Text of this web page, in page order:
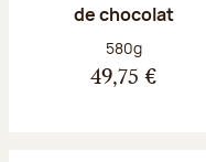
de chocolat
Poids net :
580g
49,75 €